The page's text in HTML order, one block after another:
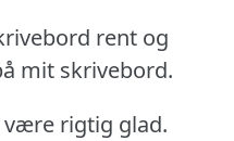
rent og
mit skrivebord.
rigtig glad.